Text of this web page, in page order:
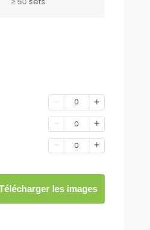
0
0
0
les images